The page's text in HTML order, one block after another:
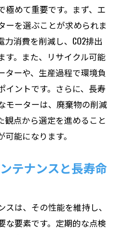
極めて重要です。まず、エ
ーを選ぶことが求められま
消費を削減し、CO2排出
す。また、リサイクル可能
ターや、生産過程で環境負
イントです。さらに、長寿
モーターは、廃棄物の削減
観点から選定を進めること
能になります。
テナンスと長寿命
は、その性能を維持し、
な要素です。定期的な点検